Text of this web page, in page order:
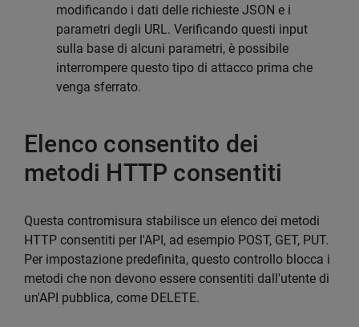
modificando i dati delle richieste JSON e i
parametri degli URL. Verificando questi input
sulla base di alcuni parametri, è possibile
interrompere questo tipo di attacco prima che
venga sferrato.
Elenco consentito dei
metodi HTTP consentiti
Questa contromisura stabilisce un elenco dei metodi
HTTP consentiti per l'API, ad esempio POST, GET, PUT.
Per impostazione predefinita, questo controllo blocca i
metodi che non devono essere consentiti dall'utente di
un'API pubblica, come DELETE.